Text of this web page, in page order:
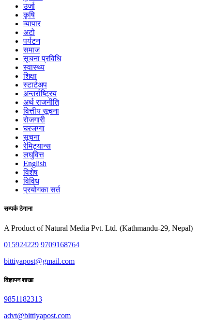
उर्जा
कृषि
व्यापार
अटो
पर्यटन
समाज
सूचना प्रविधि
स्वास्थ्य
शिक्षा
स्टार्टअप
अन्तर्राष्ट्रिय
अर्थ राजनीति
वित्तीय सूचना
रोजगारी
घरजग्गा
सूचना
रेमिट्यान्स
लघुवित्त
English
विशेष
विविध
प्रयोगका सर्त
सम्पर्क ठेगाना
A Product of Natural Media Pvt. Ltd. (Kathmandu-29, Nepal)
015924229 9709168764
bittiyapost@gmail.com
विज्ञापन शाखा
9851182313
advt@bittiyapost.com